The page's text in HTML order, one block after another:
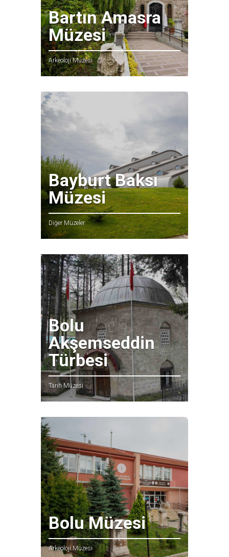
Bartın Amasra
Müzesi
Arkeoloji Müzesi
Bayburt Baksı
Müzesi
Diğer Müzeler
Bolu
Akşemseddin
Türbesi
Tarih Müzesi
Bolu Müzesi
Arkeoloji Müzesi